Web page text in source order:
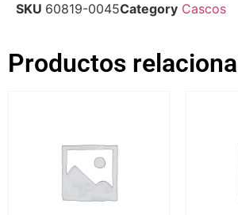
SKU 60819-0045Category Cascos
Productos